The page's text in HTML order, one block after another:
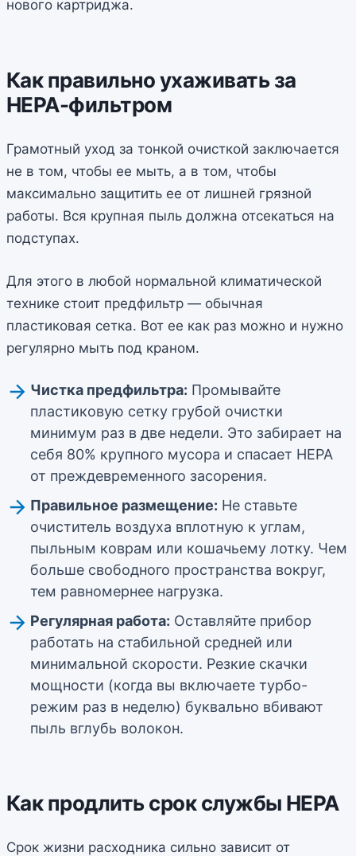
нового картриджа.
Как правильно ухаживать за
HEPA-фильтром
Грамотный уход за тонкой очисткой заключается
не в том, чтобы ее мыть, а в том, чтобы
максимально защитить ее от лишней грязной
работы. Вся крупная пыль должна отсекаться на
подступах.
Для этого в любой нормальной климатической
технике стоит предфильтр — обычная
пластиковая сетка. Вот ее как раз можно и нужно
регулярно мыть под краном.
Чистка предфильтра: Промывайте
пластиковую сетку грубой очистки
минимум раз в две недели. Это забирает на
себя 80% крупного мусора и спасает HEPA
от преждевременного засорения.
Правильное размещение: Не ставьте
очиститель воздуха вплотную к углам,
пыльным коврам или кошачьему лотку. Чем
больше свободного пространства вокруг,
тем равномернее нагрузка.
Регулярная работа: Оставляйте прибор
работать на стабильной средней или
минимальной скорости. Резкие скачки
мощности (когда вы включаете турбо-
режим раз в неделю) буквально вбивают
пыль вглубь волокон.
Как продлить срок службы HEPA
Срок жизни расходника сильно зависит от